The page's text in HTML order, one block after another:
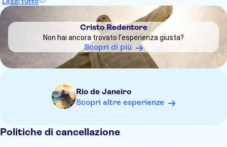
Tijuca
Sali sulla cima del monte Corcovado e ammira il Cristo
Redentore
Cristo Redentore
Non hai ancora trovato l'esperienza giusta?
Scopri di più
Rio de Janeiro
Scopri altre esperienze
Politiche di cancellazione